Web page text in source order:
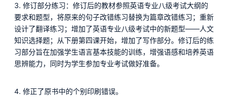
3. 修订部分练习：修订后的教材参照英语专业八级考试大纲的
要求和题型，将原来的句子改错练习替换为篇章改错练习；重新
设计了翻译练习；增加了英语专业八级考试中的新题型——人文
知识选择题；从下册第四课开始，增加了写作部分。修订后的练
习部分旨在加强学生语言基本技能的训练，增强语感和培养英语
思辨能力，同时为学生参加专业考试做好准备。
4. 修正了原书中的个别印刷错误。